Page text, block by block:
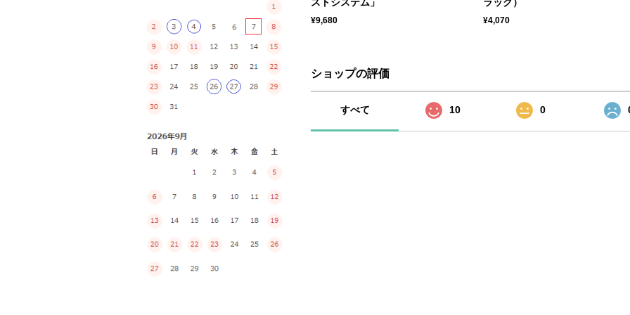
¥9,680 ¥4,070
ショップの評価
すべて 10 0